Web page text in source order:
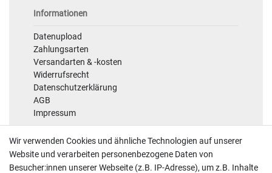
Informationen
Datenupload
Zahlungsarten
Versandarten & -kosten
Widerrufsrecht
Datenschutzerklärung
AGB
Impressum
Wir verwenden Cookies und ähnliche Technologien auf unserer
Website und verarbeiten personenbezogene Daten von
Besucher:innen unserer Webseite (z.B. IP-Adresse), um z.B. Inhalte